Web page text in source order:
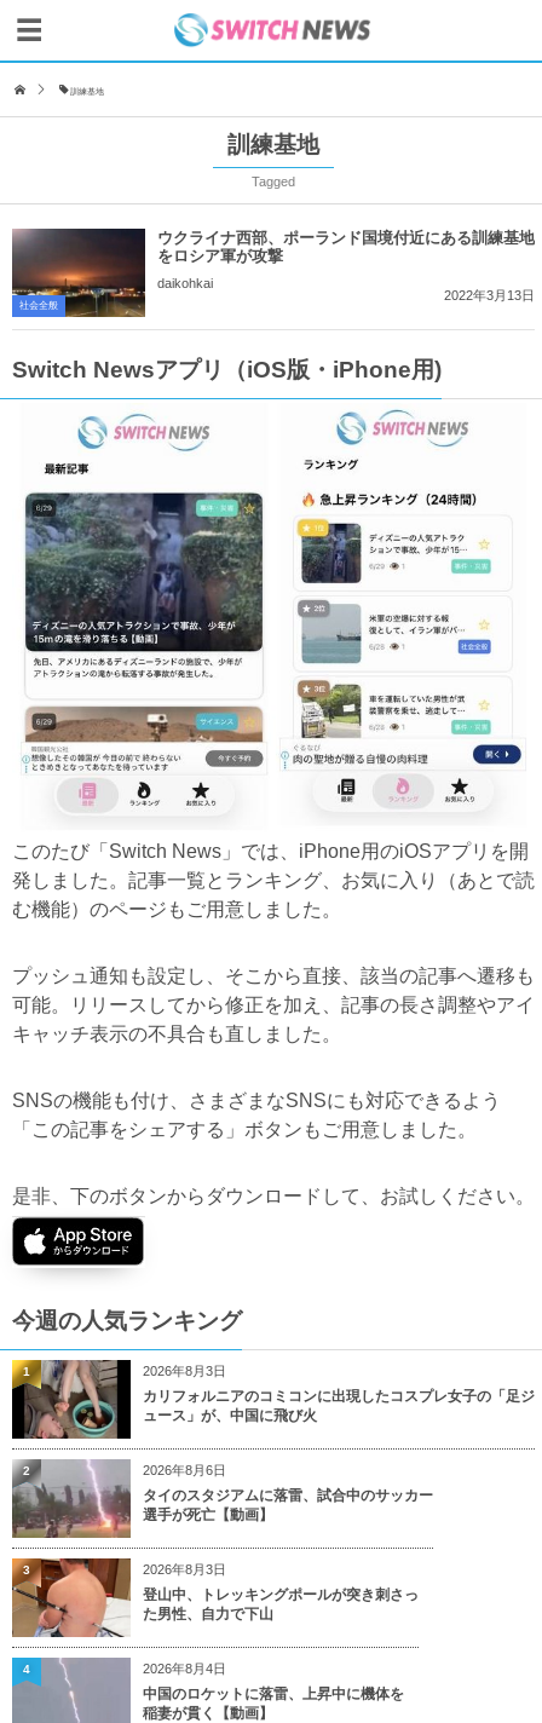
訓練基地
訓練基地
Tagged
社会全般
ウクライナ西部、ポーランド国境付近にある訓練基地
をロシア軍が攻撃
daikohkai
2022年3月13日
Switch Newsアプリ（iOS版・iPhone用)
このたび「Switch News」では、iPhone用のiOSアプリを開
発しました。記事一覧とランキング、お気に入り（あとで読
む機能）のページもご用意しました。
プッシュ通知も設定し、そこから直接、該当の記事へ遷移も
可能。リリースしてから修正を加え、記事の長さ調整やアイ
キャッチ表示の不具合も直しました。
SNSの機能も付け、さまざまなSNSにも対応できるよう
「この記事をシェアする」ボタンもご用意しました。
是非、下のボタンからダウンロードして、お試しください。
今週の人気ランキング
2026年8月3日
カリフォルニアのコミコンに出現したコスプレ女子の「足ジ
ュース」が、中国に飛び火
1
2026年8月6日
タイのスタジアムに落雷、試合中のサッカー
選手が死亡【動画】
2
2026年8月3日
登山中、トレッキングポールが突き刺さっ
た男性、自力で下山
3
2026年8月4日
中国のロケットに落雷、上昇中に機体を
稲妻が貫く【動画】
4